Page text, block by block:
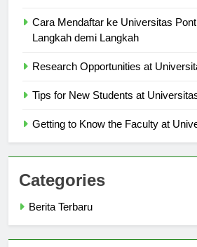
Cara Mendaftar ke Universitas
Categories